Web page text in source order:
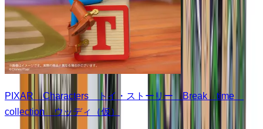
PIXAR Characters トイ・ストーリー Break time
collection ウッディ（仮）